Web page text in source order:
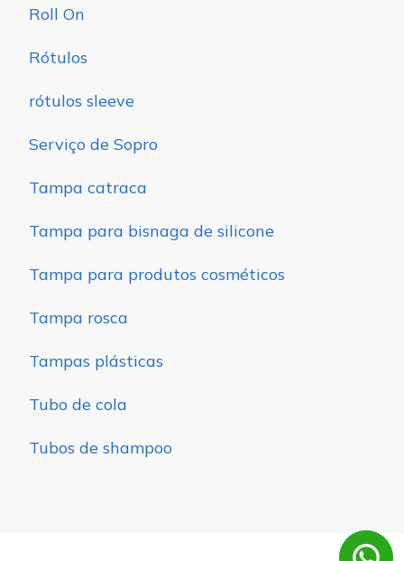
Roll On
Rótulos
rótulos sleeve
Serviço de Sopro
Tampa catraca
Tampa para bisnaga de silicone
Tampa para produtos cosméticos
Tampa rosca
Tampas plásticas
Tubo de cola
Tubos de shampoo